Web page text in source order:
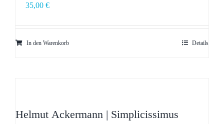
35,00 €
In den Warenkorb Details
Helmut Ackermann | Simplicissimus